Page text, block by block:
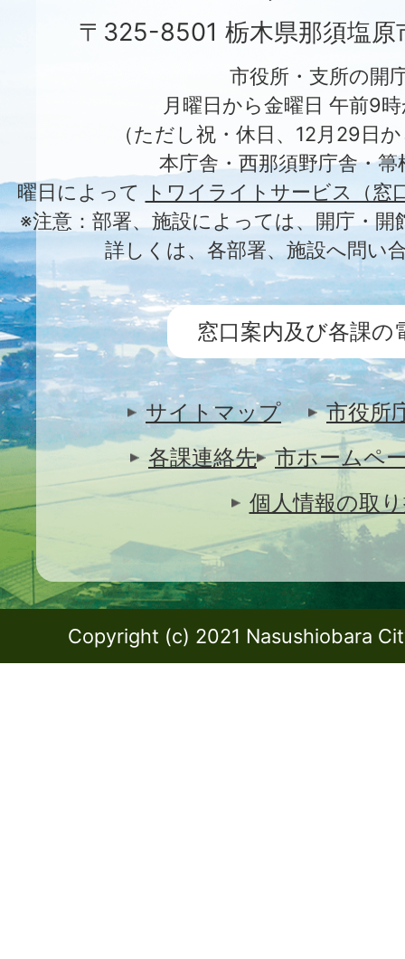
〒325-8501 栃木県那須塩原
市役所・支所の開
月曜日から金曜日 午前9
（ただし祝・休日、12月29日
本庁舎・西那須野庁舎・
曜日によって
トワイライトサービス（窓
※注意：部署、施設によっては、開庁・
詳しくは、各部署、施設へ問い
窓口案内及び各課の
サイトマップ
市役所
各課連絡先
市ホームペ
個人情報の取
Copyright (c) 2021 Nasushiobara